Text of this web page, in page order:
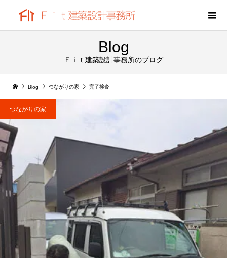
Blog
Ｆｉｔ建築設計事務所のブログ
Blog つながりの家 完了検査
つながりの家